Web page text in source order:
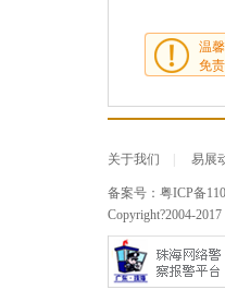
温馨
免责
关于我们 易展
备案号： 粤ICP备
Copyright?2004-